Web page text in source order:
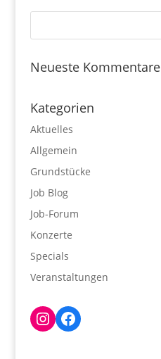
Neueste Kommentare
Kategorien
Aktuelles
Allgemein
Grundstücke
Job Blog
Job-Forum
Konzerte
Specials
Veranstaltungen
Instagram
Facebook